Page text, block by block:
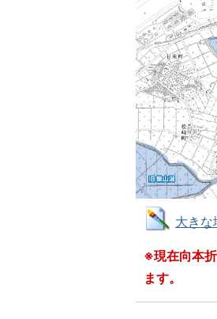
大きな
※現在向本
ます。